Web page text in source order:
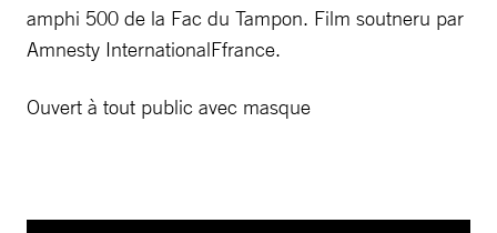
amphi 500 de la Fac du Tampon. Film soutneru par
Amnesty InternationalFfrance.
Ouvert à tout public avec masque